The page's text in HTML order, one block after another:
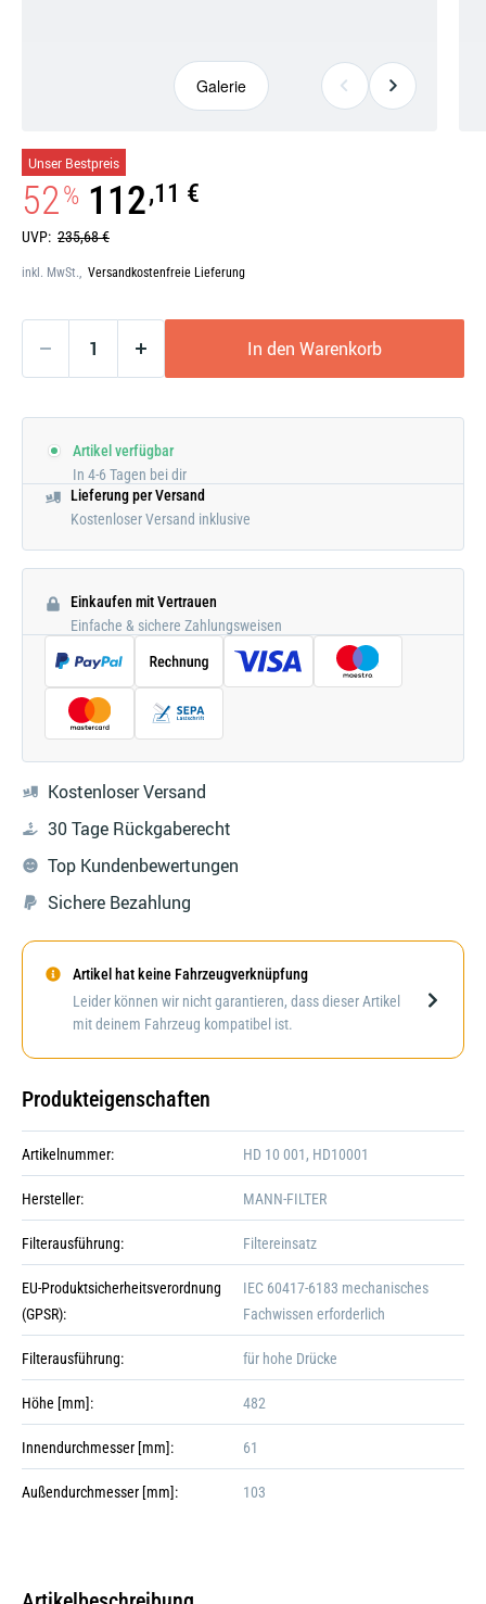
Galerie
öffnen
Galerie
UVP: 235,68 €
52% 112,11 €
Unser Bestpreis
inkl. MwSt., Versandkostenfreie Lieferung
In den Warenkorb
Artikel verfügbar
In 4-6 Tagen bei dir
Lieferung per Versand
Kostenloser Versand inklusive
Einkaufen mit Vertrauen
Einfache & sichere Zahlungsweisen
Kostenloser Versand
30 Tage Rückgaberecht
Top Kundenbewertungen
Sichere Bezahlung
Darstellung kann abweichen
Artikel hat keine Fahrzeugverknüpfung
Leider können wir nicht garantieren, dass dieser Artikel
mit deinem Fahrzeug kompatibel ist.
Produkteigenschaften
Artikelnummer: HD 10 001, HD10001
Hersteller: MANN-FILTER
Filterausführung: Filtereinsatz
EU-Produktsicherheitsverordnung
(GPSR):
IEC 60417-6183 mechanisches
Fachwissen erforderlich
Filterausführung: für hohe Drücke
Höhe [mm]: 482
Innendurchmesser [mm]: 61
Außendurchmesser [mm]: 103